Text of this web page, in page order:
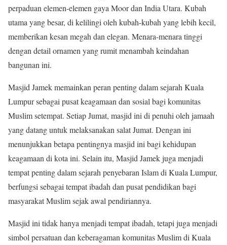
perpaduan elemen-elemen gaya Moor dan India Utara. Kubah
utama yang besar, di kelilingi oleh kubah-kubah yang lebih kecil,
memberikan kesan megah dan elegan. Menara-menara tinggi
dengan detail ornamen yang rumit menambah keindahan
bangunan ini.
Masjid Jamek memainkan peran penting dalam sejarah Kuala
Lumpur sebagai pusat keagamaan dan sosial bagi komunitas
Muslim setempat. Setiap Jumat, masjid ini di penuhi oleh jamaah
yang datang untuk melaksanakan salat Jumat. Dengan ini
menunjukkan betapa pentingnya masjid ini bagi kehidupan
keagamaan di kota ini. Selain itu, Masjid Jamek juga menjadi
tempat penting dalam sejarah penyebaran Islam di Kuala Lumpur,
berfungsi sebagai tempat ibadah dan pusat pendidikan bagi
masyarakat Muslim sejak awal pendiriannya.
Masjid ini tidak hanya menjadi tempat ibadah, tetapi juga menjadi
simbol persatuan dan keberagaman komunitas Muslim di Kuala